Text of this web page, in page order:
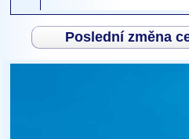
Poslední změna